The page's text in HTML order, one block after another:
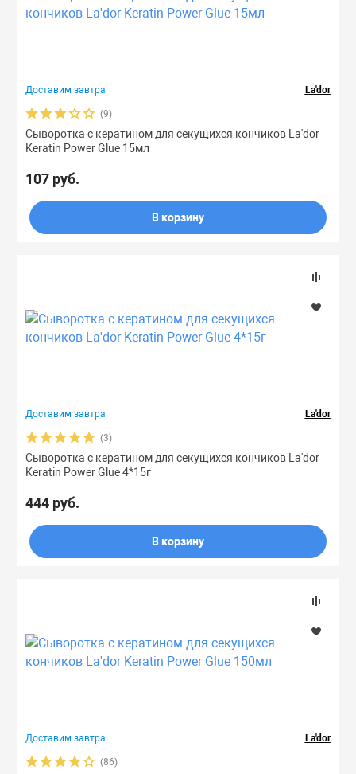
Доставим завтра La'dor
(9)
Сыворотка с кератином для секущихся кончиков La'dor
Keratin Power Glue 15мл
107 руб.
В корзину
Доставим завтра La'dor
(3)
Сыворотка с кератином для секущихся кончиков La'dor
Keratin Power Glue 4*15г
444 руб.
В корзину
Доставим завтра La'dor
(86)